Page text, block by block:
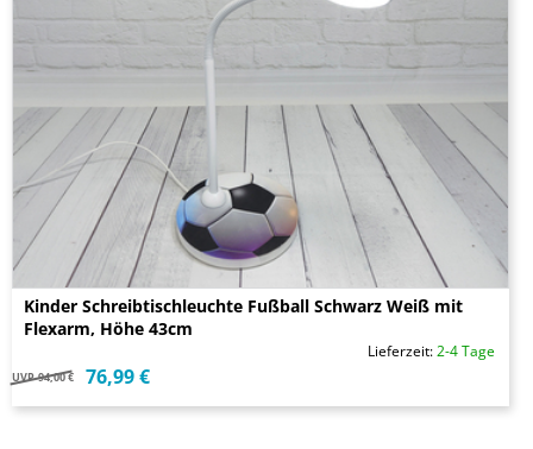
Kinder Schreibtischleuchte Fußball Schwarz Weiß mit
Flexarm, Höhe 43cm
Lieferzeit:2-4 Tage
UVP 94,00 € 76,99 €